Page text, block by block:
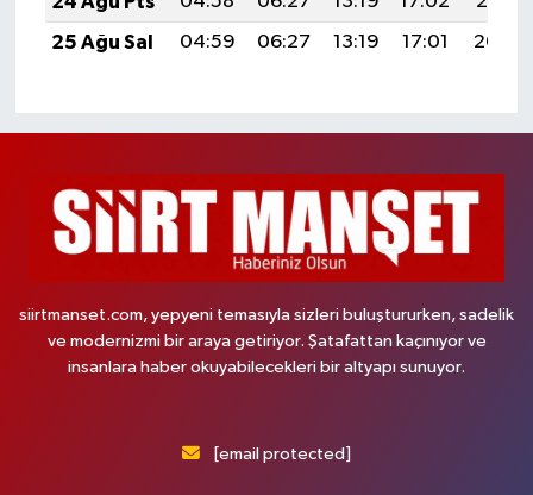
25 Ağu Sal
04:59 06:27 13:19 17:01 20:00
siirtmanset.com, yepyeni temasıyla sizleri buluştururken, sadelik
ve modernizmi bir araya getiriyor. Şatafattan kaçınıyor ve
insanlara haber okuyabilecekleri bir altyapı sunuyor.
[email protected]